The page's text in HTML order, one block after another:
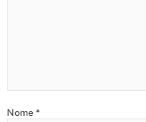
Nome *